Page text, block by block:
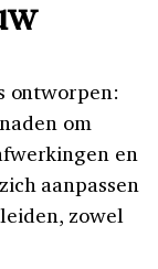
ontworpen:
om
en
aanpassen
zowel